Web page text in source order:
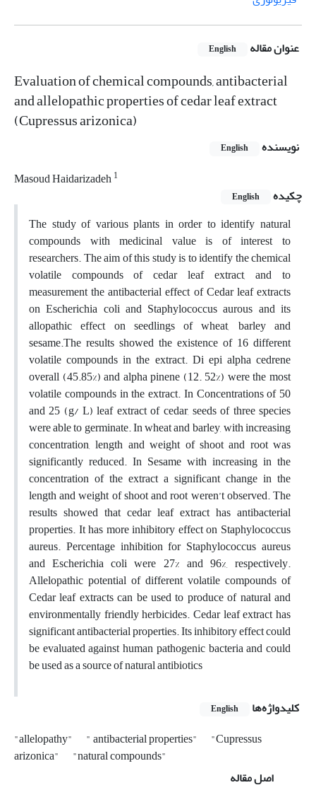
عنوان مقاله English
Evaluation of chemical compounds, antibacterial
and allelopathic properties of cedar leaf extract
(Cupressus arizonica)
نویسنده English
Masoud Haidarizadeh1
چکیده English
The study of various plants in order to identify natural
compounds with medicinal value is of interest to
researchers. The aim of this study is to identify the chemical
volatile compounds of cedar leaf extract, and to
measurement the antibacterial effect of Cedar leaf extracts
on Escherichia coli and Staphylococcus aurous and its
allopathic effect on seedlings of wheat, barley and
sesame.The results showed the existence of 16 different
volatile compounds in the extract. Di epi alpha cedrene
overall (45.85%) and alpha pinene (12. 52%) were the most
volatile compounds in the extract. In Concentrations of 50
and 25 (g/ L) leaf extract of cedar, seeds of three species
were able to germinate. In wheat and barley, with increasing
concentration, length and weight of shoot and root was
significantly reduced. In Sesame with increasing in the
concentration of the extract a significant change in the
length and weight of shoot and root weren’t observed. The
results showed that cedar leaf extract has antibacterial
properties. It has more inhibitory effect on Staphylococcus
aureus. Percentage inhibition for Staphylococcus aureus
and Escherichia coli were 27% and 96%, respectively.
Allelopathic potential of different volatile compounds of
Cedar leaf extracts can be used to produce of natural and
environmentally friendly herbicides. Cedar leaf extract has
significant antibacterial properties. Its inhibitory effect could
be evaluated against human pathogenic bacteria and could
be used as a source of natural antibiotics
کلیدواژه‌ها
English
"allelopathy" " antibacterial properties"
"Cupressus
arizonica"
"natural compounds"
اصل مقاله